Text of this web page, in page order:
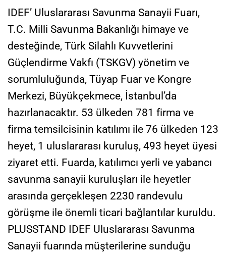
IDEF’ Uluslararası Savunma Sanayii Fuarı,
T.C. Milli Savunma Bakanlığı himaye ve
desteğinde, Türk Silahlı Kuvvetlerini
Güçlendirme Vakfı (TSKGV) yönetim ve
sorumluluğunda, Tüyap Fuar ve Kongre
Merkezi, Büyükçekmece, İstanbul’da
hazırlanacaktır. 53 ülkeden 781 firma ve
firma temsilcisinin katılımı ile 76 ülkeden 123
heyet, 1 uluslararası kuruluş, 493 heyet üyesi
ziyaret etti. Fuarda, katılımcı yerli ve yabancı
savunma sanayii kuruluşları ile heyetler
arasında gerçekleşen 2230 randevulu
görüşme ile önemli ticari bağlantılar kuruldu.
PLUSSTAND IDEF Uluslararası Savunma
Sanayii fuarında müşterilerine sunduğu